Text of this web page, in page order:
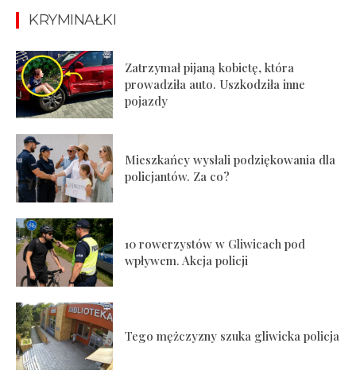
KRYMINAŁKI
Zatrzymał pijaną kobietę, która
prowadziła auto. Uszkodziła inne
pojazdy
Mieszkańcy wysłali podziękowania dla
policjantów. Za co?
10 rowerzystów w Gliwicach pod
wpływem. Akcja policji
Tego mężczyzny szuka gliwicka policja